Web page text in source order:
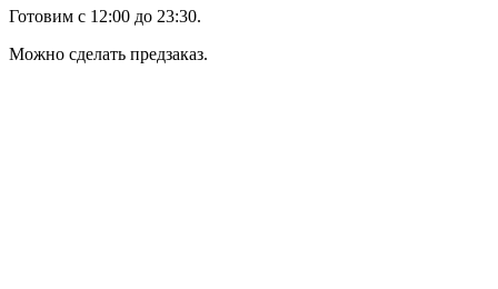
Готовим с 12:00 до 23:30.
Можно сделать предзаказ.